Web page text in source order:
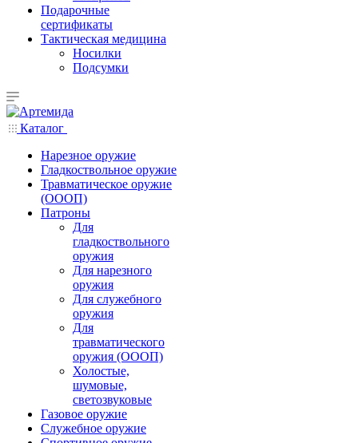
Подарочные
сертификаты
Тактическая медицина
Носилки
Подсумки
Каталог
Нарезное оружие
Гладкоствольное оружие
Травматическое оружие
(ОООП)
Патроны
Для
гладкоствольного
оружия
Для нарезного
оружия
Для служебного
оружия
Для
травматического
оружия (ОООП)
Холостые,
шумовые,
светозвуковые
Газовое оружие
Служебное оружие